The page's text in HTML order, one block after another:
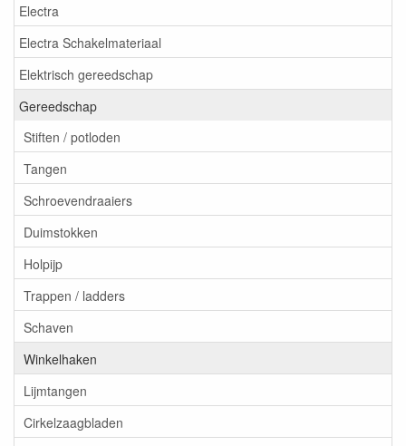
Electra
Electra Schakelmateriaal
Elektrisch gereedschap
Gereedschap
Stiften / potloden
Tangen
Schroevendraaiers
Duimstokken
Holpijp
Trappen / ladders
Schaven
Winkelhaken
Lijmtangen
Cirkelzaagbladen